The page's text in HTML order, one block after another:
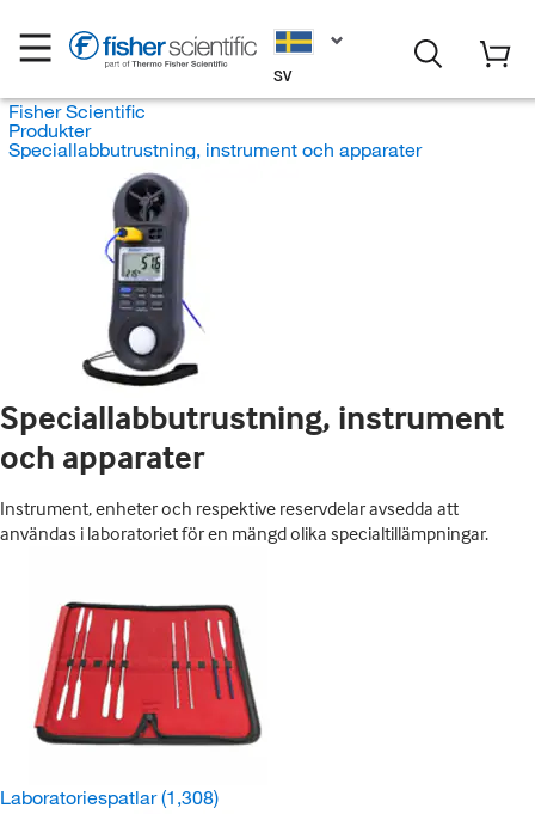
SV
Fisher Scientific
Produkter
Speciallabbutrustning, instrument och apparater
Speciallabbutrustning, instrument
och apparater
Instrument, enheter och respektive reservdelar avsedda att
användas i laboratoriet för en mängd olika specialtillämpningar.
Laboratoriespatlar(1,308)